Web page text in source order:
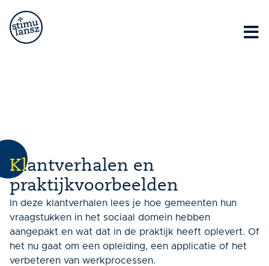
Ut elit tellus, luctus nec ullamcorper mattis, pulvinar
dapibus leo.
Klantverhalen en
praktijkvoorbeelden
In deze klantverhalen lees je hoe gemeenten hun
vraagstukken in het sociaal domein hebben
aangepakt en wat dat in de praktijk heeft oplevert. Of
het nu gaat om een opleiding, een applicatie of het
verbeteren van werkprocessen.